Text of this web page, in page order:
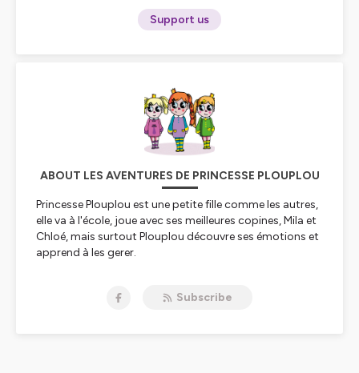
Support us
ABOUT LES AVENTURES DE PRINCESSE PLOUPLOU
Princesse Plouplou est une petite fille comme les autres,
elle va à l'école, joue avec ses meilleures copines, Mila et
Chloé, mais surtout Plouplou découvre ses émotions et
apprend à les gerer.
Plouplou à mieux vivre ses émotions.
Subscribe